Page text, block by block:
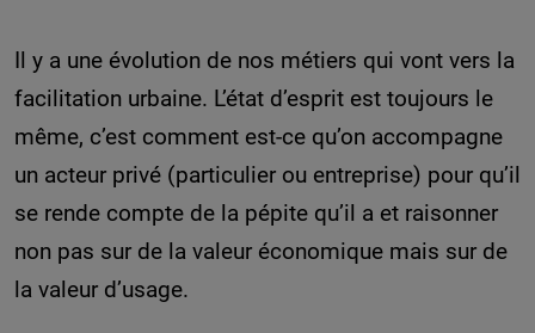
Il y a une évolution de nos métiers qui vont vers la
facilitation urbaine. L’état d’esprit est toujours le
même, c’est comment est-ce qu’on accompagne
un acteur privé (particulier ou entreprise) pour qu’il
se rende compte de la pépite qu’il a et raisonner
non pas sur de la valeur économique mais sur de
la valeur d’usage.